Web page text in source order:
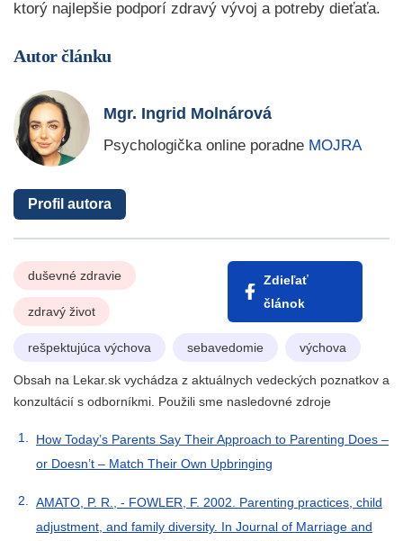
ktorý najlepšie podporí zdravý vývoj a potreby dieťaťa.
Autor článku
Mgr. Ingrid Molnárová
Psychologička online poradne MOJRA
Profil autora
duševné zdravie
zdravý život
Zdieľať
článok
rešpektujúca výchova sebavedomie výchova
Obsah na Lekar.sk vychádza z aktuálnych vedeckých poznatkov a
konzultácií s odborníkmi. Použili sme nasledovné zdroje
How Today’s Parents Say Their Approach to Parenting Does –
or Doesn’t – Match Their Own Upbringing
AMATO, P. R., - FOWLER, F. 2002. Parenting practices, child
adjustment, and family diversity. In Journal of Marriage and